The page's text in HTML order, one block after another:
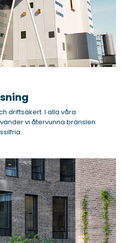
driftsäkert. I alla våra
vi återvunna bränslen